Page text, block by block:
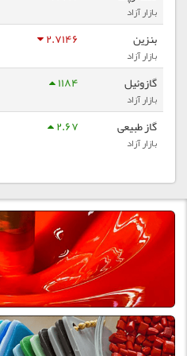
بازار آزاد
بنزین
بازار آزاد
2.7146
گازوئیل
بازار آزاد
1184
گاز طبیعی
بازار آزاد
2.67